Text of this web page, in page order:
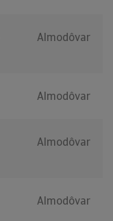
Almodôvar
Almodôvar
Almodôvar
Almodôvar